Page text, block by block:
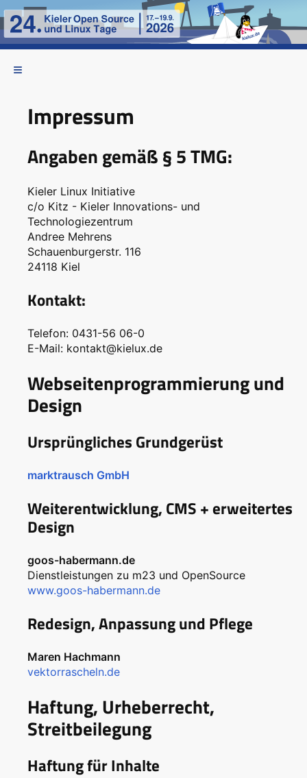
Impressum
Angaben gemäß § 5 TMG:
Kieler Linux Initiative
c/o Kitz - Kieler Innovations- und
Technologiezentrum
Andree Mehrens
Schauenburgerstr. 116
24118 Kiel
Kontakt:
Telefon: 0431-56 06-0
E-Mail: kontakt@kielux.de
Webseitenprogrammierung und
Design
Ursprüngliches Grundgerüst
marktrausch GmbH
Weiterentwicklung, CMS + erweitertes
Design
goos-habermann.de
Dienstleistungen zu m23 und OpenSource
www.goos-habermann.de
Redesign, Anpassung und Pflege
Maren Hachmann
vektorrascheln.de
Haftung, Urheberrecht,
Streitbeilegung
Haftung für Inhalte